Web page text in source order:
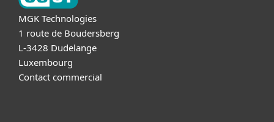
MGK Technologies
1 route de Boudersberg
L-3428 Dudelange
Luxembourg
Contact commercial